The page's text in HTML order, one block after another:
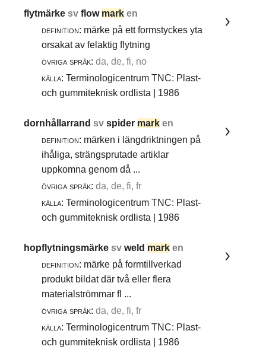
flytmärkesvflow mark en
definition: märke på ett formstyckes yta
orsakat av felaktig flytning
övriga språk: da, de, fi, no
källa: Terminologicentrum TNC: Plast-
och gummiteknisk ordlista | 1986
dornhållarrandsvspider mark en
definition: märken i längdriktningen på
ihåliga, strängsprutade artiklar
uppkomna genom då ...
övriga språk: da, de, fi, fr
källa: Terminologicentrum TNC: Plast-
och gummiteknisk ordlista | 1986
hopflytningsmärkesvweld mark en
definition: märke på formtillverkad
produkt bildat där två eller flera
materialströmmar fl ...
övriga språk: da, de, fi, fr
källa: Terminologicentrum TNC: Plast-
och gummiteknisk ordlista | 1986